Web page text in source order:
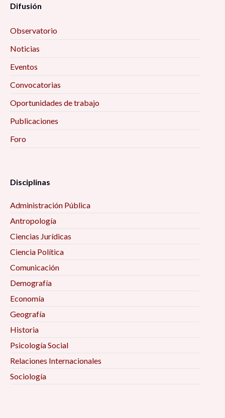
Difusión
Observatorio
Noticias
Eventos
Convocatorias
Oportunidades de trabajo
Publicaciones
Foro
Disciplinas
Administración Pública
Antropología
Ciencias Jurídicas
Ciencia Política
Comunicación
Demografía
Economía
Geografía
Historia
Psicología Social
Relaciones Internacionales
Sociología